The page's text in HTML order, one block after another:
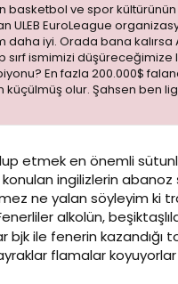
basketbol ve spor
ULEB EuroLeague
iyi. Orada bana kalırsa
sırf ismimizi
En fazla 200.000$
olur. Şahsen ben
etmek en önemli
ingilizlerin abanoz
ne yalan söyleyim ki
alkolün,
bjk ile fenerin kazandığı
flamalar